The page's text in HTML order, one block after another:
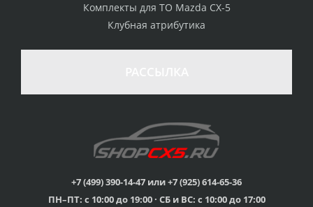
Комплекты для ТО Mazda CX-5
Клубная атрибутика
+7 (499) 390-14-47 или +7 (925) 614-65-36
ПН–ПТ: с 10:00 до 19:00 · СБ и ВС: с 10:00 до 17:00